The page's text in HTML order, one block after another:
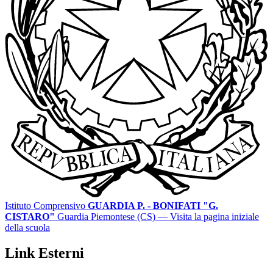
Istituto Comprensivo GUARDIA P. - BONIFATI "G.
CISTARO" Guardia Piemontese (CS) — Visita la pagina iniziale
della scuola
Link Esterni